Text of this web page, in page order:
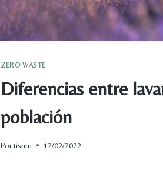
ZERO WASTE
Diferencias entre
población
Portisnm 12/02/2022